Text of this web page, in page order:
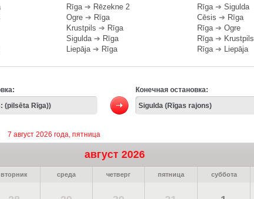
Rīga➔ Rēzekne 2
Ogre ➔ Rīga
Krustpils ➔ Rīga
Sigulda➔ Rīga
Liepāja➔ Rīga
Rīga➔ Sigulda
Cēsis ➔ Rīga
Rīga➔ Ogre
Rīga➔ Krustpils
Rīga➔ Liepāja
Конечная остановка:
7 август 2026 года, пятница
август 2026
вторник среда четверг пятница суббота